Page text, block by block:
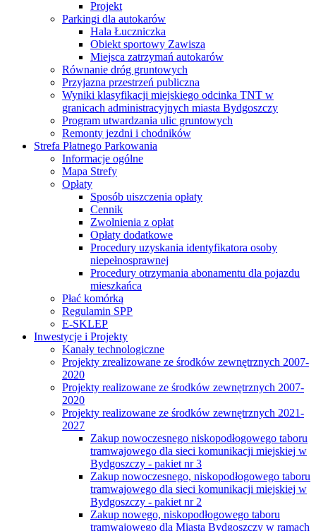
Projekt
Parkingi dla autokarów
Hala Łuczniczka
Obiekt sportowy Zawisza
Miejsca zatrzymań autokarów
Równanie dróg gruntowych
Przyjazna przestrzeń publiczna
Wyniki klasyfikacji miejskiego odcinka TNT w
granicach administracyjnych miasta Bydgoszczy
Program utwardzania ulic gruntowych
Remonty jezdni i chodników
Strefa Płatnego Parkowania
Informacje ogólne
Mapa Strefy
Opłaty
Sposób uiszczenia opłaty
Cennik
Zwolnienia z opłat
Opłaty dodatkowe
Procedury uzyskania identyfikatora osoby
niepełnosprawnej
Procedury otrzymania abonamentu dla pojazdu
mieszkańca
Płać komórką
Regulamin SPP
E-SKLEP
Inwestycje i Projekty
Kanały technologiczne
Projekty zrealizowane ze środków zewnętrznych 2007-
2020
Projekty realizowane ze środków zewnętrznych 2007-
2020
Projekty realizowane ze środków zewnętrznych 2021-
2027
Zakup nowoczesnego niskopodłogowego taboru
tramwajowego dla sieci komunikacji miejskiej w
Bydgoszczy - pakiet nr 3
Zakup nowoczesnego, niskopodłogowego taboru
tramwajowego dla sieci komunikacji miejskiej w
Bydgoszczy - pakiet nr 2
Zakup nowego, niskopodłogowego taboru
tramwajowego dla Miasta Bydgoszczy w ramach